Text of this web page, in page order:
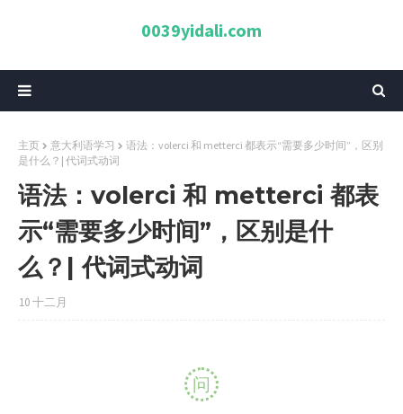
0039yidali.com
主页 意大利语学习
语法：volerci 和 metterci 都表示“需要多少时间”，区别
是什么？| 代词式动词
语法：volerci 和 metterci 都表
示“需要多少时间”，区别是什
么？| 代词式动词
10 十二月
问